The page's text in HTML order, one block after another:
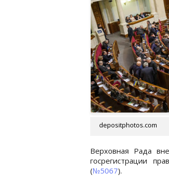
depositphotos.com
Верховная Рада
госрегистрации
(№5067).